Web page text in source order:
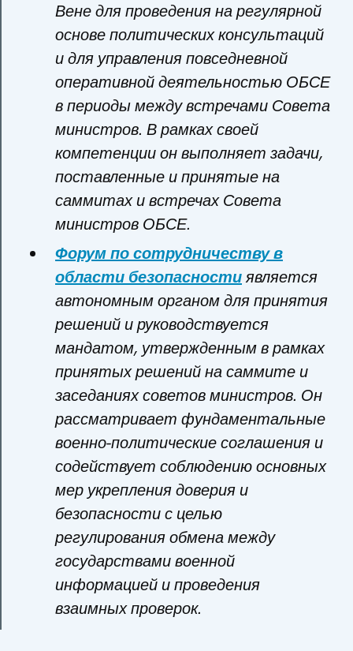
Вене для проведения на регулярной
основе политических консультаций
и для управления повседневной
оперативной деятельностью ОБСЕ
в периоды между встречами Совета
министров. В рамках своей
компетенции он выполняет задачи,
поставленные и принятые на
саммитах и встречах Совета
министров ОБСЕ.
Форум по сотрудничеству в
области безопасностиявляется
автономным органом для принятия
решений и руководствуется
мандатом, утвержденным в рамках
принятых решений на саммите и
заседаниях советов министров. Он
рассматривает фундаментальные
военно-политические соглашения и
содействует соблюдению основных
мер укрепления доверия и
безопасности с целью
регулирования обмена между
государствами военной
информацией и проведения
взаимных проверок.